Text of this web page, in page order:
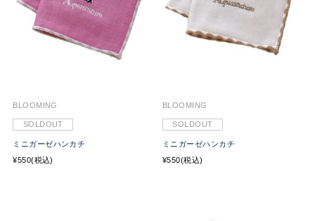
BLOOMING
SOLDOUT
ミニガーゼハンカチ
¥550(税込)
BLOOMING
SOLDOUT
ミニガーゼハンカチ
¥550(税込)